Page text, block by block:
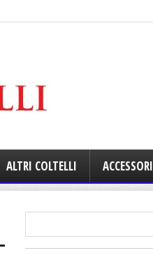
ALTRI COLTELLI ACCESSORI